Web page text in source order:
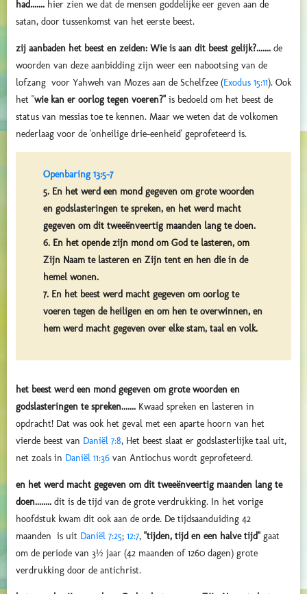
had....... hier zien we dat de mensen goddelijke eer geven aan de
satan, door tussenkomst van het eerste beest.
zij aanbaden het beest en zeiden: Wie is aan dit beest gelijk?....... de
woorden van deze aanbidding zijn weer een nabootsing van de
lofzang voor Yahweh van Mozes aan de Schelfzee (Exodus 15:11). Ook
het "wie kan er oorlog tegen voeren?" is bedoeld om het beest de
status van messias toe te kennen. Maar we weten dat de volkomen
nederlaag voor de 'onheilige drie-eenheid' geprofeteerd is.
Openbaring 13:5-7
5. En het werd een mond gegeven om grote woorden
en godslasteringen te spreken, en het werd macht
gegeven om dit tweeënveertig maanden lang te doen.
6. En het opende zijn mond om God te lasteren, om
Zijn Naam te lasteren en Zijn tent en hen die in de
hemel wonen.
7. En het beest werd macht gegeven om oorlog te
voeren tegen de heiligen en om hen te overwinnen, en
hem werd macht gegeven over elke stam, taal en volk.
het beest werd een mond gegeven om grote woorden en
godslasteringen te spreken....... Kwaad spreken en lasteren in
opdracht! Dat was ook het geval met een aparte hoorn van het
vierde beest van Daniël 7:8, Het beest slaat er godslasterlijke taal uit,
net zoals in Daniël 11:36 van Antiochus wordt geprofeteerd.
en het werd macht gegeven om dit tweeënveertig maanden lang te
doen........ dit is de tijd van de grote verdrukking. In het vorige
hoofdstuk kwam dit ook aan de orde. De tijdsaanduiding 42
maanden is uit Daniël 7:25; 12:7, "tijden, tijd en een halve tijd" gaat
om de periode van 3½ jaar (42 maanden of 1260 dagen) grote
verdrukking door de antichrist.